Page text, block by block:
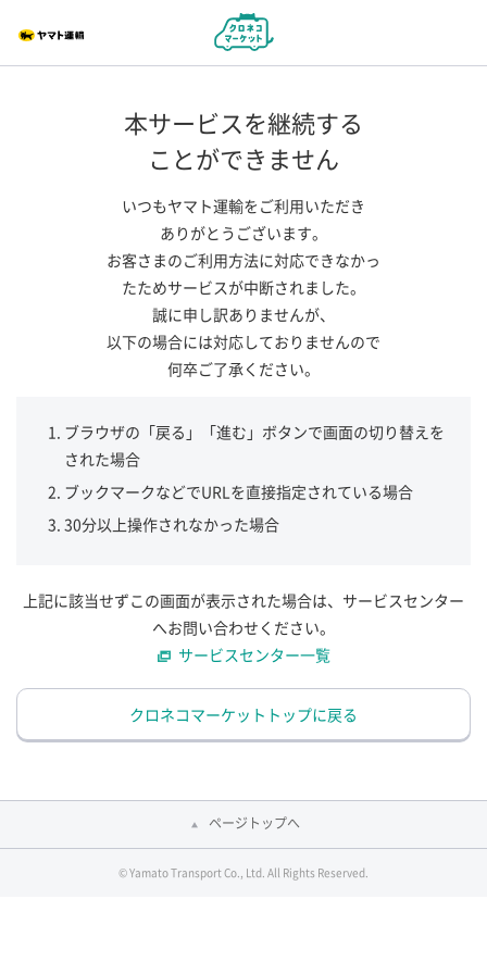
本サービスを継続する
ことができません
いつもヤマト運輸をご利用いただき
ありがとうございます。
お客さまのご利用方法に対応できなかっ
たためサービスが中断されました。
誠に申し訳ありませんが、
以下の場合には対応しておりませんので
何卒ご了承ください。
ブラウザの「戻る」「進む」ボタンで画面の切り替えを
された場合
ブックマークなどでURLを直接指定されている場合
30分以上操作されなかった場合
上記に該当せずこの画面が表示された場合は、サービスセンター
へお問い合わせください。
サービスセンター一覧
クロネコマーケットトップに戻る
ページトップへ
© Yamato Transport Co., Ltd. All Rights Reserved.